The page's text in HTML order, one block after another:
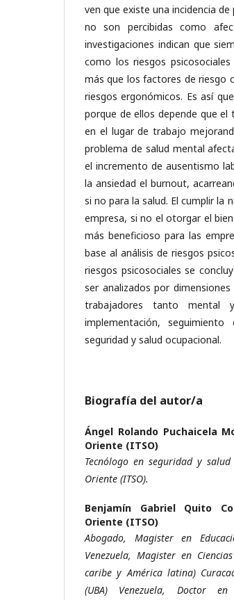
ven que existe una incidencia
no son percibidas como
investigaciones indican que
como los riesgos
más que los factores de riesgo
riesgos ergonómicos. Es así
porque de ellos depende que
en el lugar de trabajo
problema de salud mental
el incremento de ausentismo
la ansiedad el burnout,
si no para la salud. El cumplir la
empresa, si no el otorgar el
más beneficioso para las
base al análisis de riesgos
riesgos psicosociales se
ser analizados por
trabajadores tanto
implementación,
seguridad y salud ocupacional.
Biografía del autor/a
Ángel Rolando Puchaicela
Oriente (ITSO)
Tecnólogo en seguridad y
Oriente (ITSO).
Benjamín Gabriel Quito
Oriente (ITSO)
Abogado, Magister en
Venezuela, Magister en
caribe y América latina)
(UBA) Venezuela, Doctor en